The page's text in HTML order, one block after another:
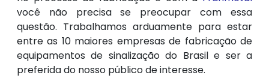
você não precisa se preocupar com essa
questão. Trabalhamos arduamente para estar
entre as 10 maiores empresas de fabricação de
equipamentos de sinalização do Brasil e ser a
preferida do nosso público de interesse.